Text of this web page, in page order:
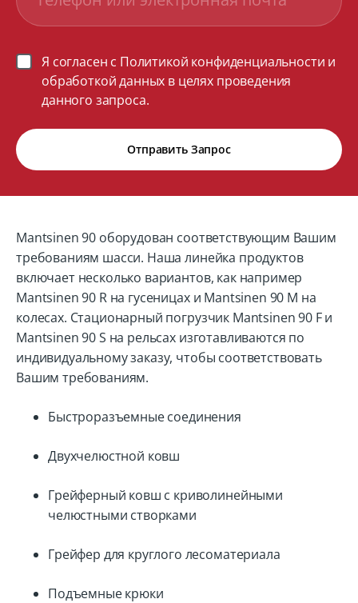
Я согласен с Политикой конфиденциальности и
обработкой данных в целях проведения
данного запроса.
Отправить Запрос
Mantsinen 90 оборудован соответствующим Вашим
требованиям шасси. Наша линейка продуктов
включает несколько вариантов, как например
Mantsinen 90 R на гусеницах и Mantsinen 90 M на
колесах. Стационарный погрузчик Mantsinen 90 F и
Mantsinen 90 S на рельсах изготавливаются по
индивидуальному заказу, чтобы соответствовать
Вашим требованиям.
Быстроразъемные соединения
Двухчелюстной ковш
Грейферный ковш с криволинейными
челюстными створками
Грейфер для круглого лесоматериала
Подъемные крюки